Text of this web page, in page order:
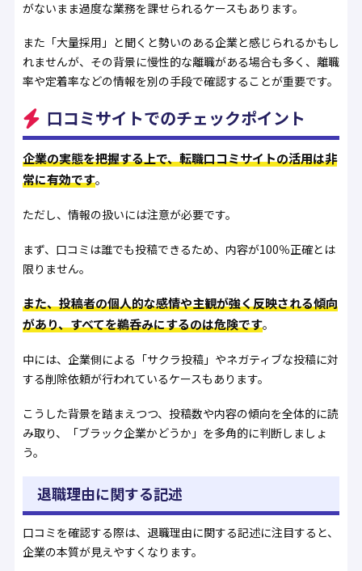
がないまま過度な業務を課せられるケースもあります。
また「大量採用」と聞くと勢いのある企業と感じられるかもし
れませんが、その背景に慢性的な離職がある場合も多く、離職
率や定着率などの情報を別の手段で確認することが重要です。
口コミサイトでのチェックポイント
企業の実態を把握する上で、転職口コミサイトの活用は非
常に有効です。
ただし、情報の扱いには注意が必要です。
まず、口コミは誰でも投稿できるため、内容が100％正確とは
限りません。
また、投稿者の個人的な感情や主観が強く反映される傾向
があり、すべてを鵜呑みにするのは危険です。
中には、企業側による「サクラ投稿」やネガティブな投稿に対
する削除依頼が行われているケースもあります。
こうした背景を踏まえつつ、投稿数や内容の傾向を全体的に読
み取り、「ブラック企業かどうか」を多角的に判断しましょ
う。
退職理由に関する記述
口コミを確認する際は、退職理由に関する記述に注目すると、
企業の本質が見えやすくなります。